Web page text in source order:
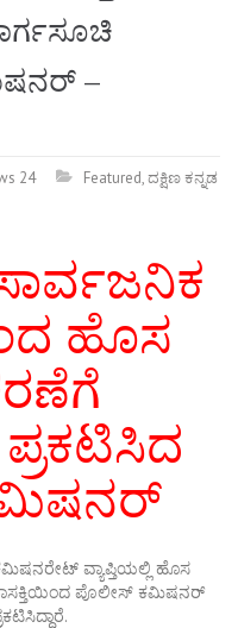
–
24 Featured,ದಕ್ಷಿಣ ಕನ್ನಡ
ಹೊಸ
ವ್ಯಾಪ್ತಿಯಲ್ಲಿ ಹೊಸ
ಪೊಲೀಸ್ ಕಮಿಷನರ್